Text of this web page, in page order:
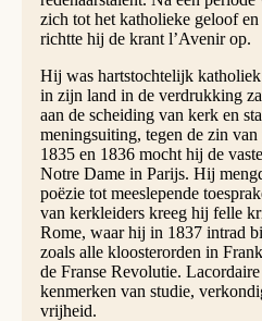
zich tot het katholieke geloof
richtte hij de krant l’Avenir op.
Hij was hartstochtelijk
in zijn land in de verdrukking
aan de scheiding van kerk en
meningsuiting, tegen de zin
1835 en 1836 mocht hij de
Notre Dame in Parijs. Hij
poëzie tot meeslepende
van kerkleiders kreeg hij felle
Rome, waar hij in 1837 intrad
zoals alle kloosterorden in
de Franse Revolutie.
kenmerken van studie,
vrijheid.